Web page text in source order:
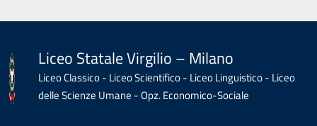
Liceo Statale Virgilio – Milano
Liceo Classico - Liceo Scientifico - Liceo Linguistico - Liceo
delle Scienze Umane - Opz. Economico-Sociale